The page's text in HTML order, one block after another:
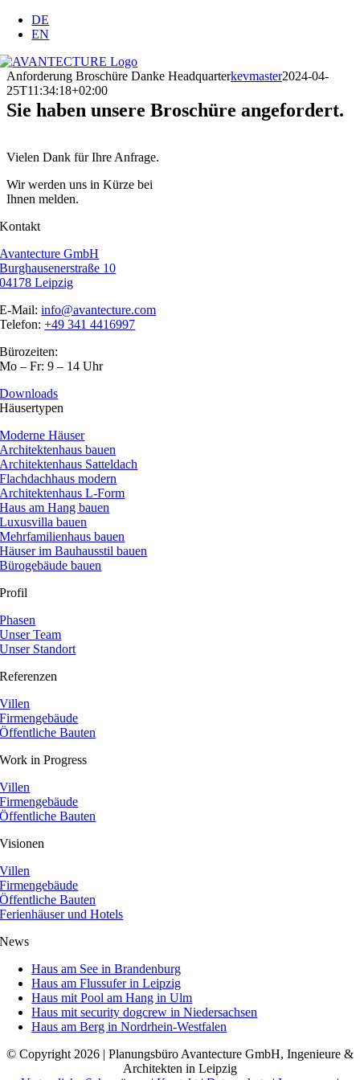
Zum
Inhalt
DE
EN
Anforderung Broschüre Danke Headquarterkevmaster2024-04-
25T11:34:18+02:00
Sie haben unsere Broschüre angefordert.
Vielen Dank für Ihre Anfrage.
Wir werden uns in Kürze bei
Ihnen melden.
Kontakt
Avantecture GmbH
Burghausenerstraße 10
04178 Leipzig
E-Mail:info@avantecture.com
Telefon:+49 341 4416997
Bürozeiten:
Mo – Fr: 9 – 14 Uhr
Downloads
Häusertypen
Moderne Häuser
Architektenhaus bauen
Architektenhaus Satteldach
Flachdachhaus modern
Architektenhaus L-Form
Haus am Hang bauen
Luxusvilla bauen
Mehrfamilienhaus bauen
Häuser im Bauhausstil bauen
Bürogebäude bauen
Profil
Phasen
Unser Team
Unser Standort
Referenzen
Villen
Firmengebäude
Öffentliche Bauten
Work in Progress
Villen
Firmengebäude
Öffentliche Bauten
Visionen
Villen
Firmengebäude
Öffentliche Bauten
Ferienhäuser und Hotels
News
Haus am See in Brandenburg
Haus am Flussufer in Leipzig
Haus mit Pool am Hang in Ulm
Haus mit security dogcrew in Niedersachsen
Haus am Berg in Nordrhein-Westfalen
© Copyright 2026 | Planungsbüro Avantecture GmbH, Ingenieure &
Architekten in Leipzig